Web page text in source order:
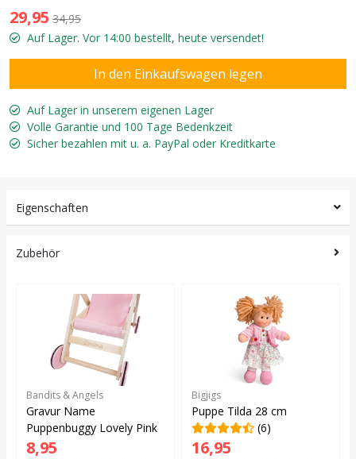
29,95 34,95
Auf Lager. Vor 14:00 bestellt, heute versendet!
Auf Lager in unserem eigenen Lager
Volle Garantie und 100 Tage Bedenkzeit
Sicher bezahlen mit u. a. PayPal oder Kreditkarte
Eigenschaften
Zubehör
Bandits & Angels
Gravur Name
Puppenbuggy Lovely Pink
8,95
Bigjigs
Puppe Tilda 28 cm
(6)
16,95